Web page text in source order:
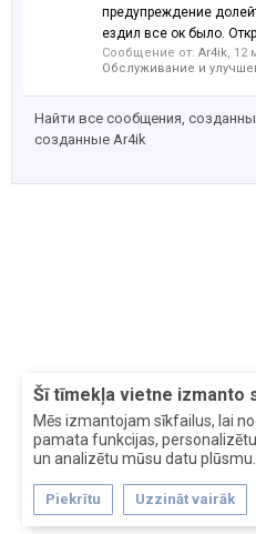
Šī tīmekļa vietne izmanto
Mēs izmantojam sīkfailus, lai
pamata funkcijas,
un analizētu mūsu datu plūsmu.
Piekrītu Uzzināt vairāk
предупреждение
ездил все ок было.
Сообщение от: Ar4ik, 12
Обслуживание и
Найти все сообщения,
созданные Ar4ik